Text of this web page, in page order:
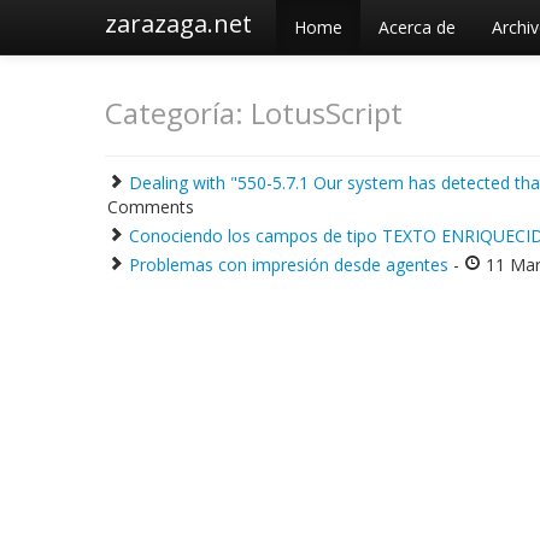
zarazaga.net Home Acerca de
Categoría: LotusScript
Dealing with "550-5.7.1 Our system has detected
Comments
Conociendo los campos de tipo TEXTO
Problemas con impresión desde agentes - 11